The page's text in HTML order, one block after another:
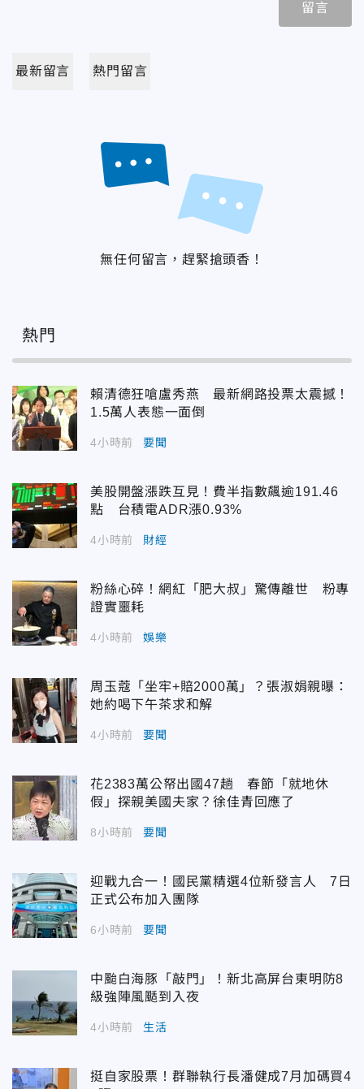
留言
最新留言 熱門留言
無任何留言，趕緊搶頭香！
熱門
賴清德狂嗆盧秀燕 最新網路投票太震撼！
1.5萬人表態一面倒
4小時前 要聞
美股開盤漲跌互見！費半指數飆逾191.46
點 台積電ADR漲0.93%
4小時前 財經
粉絲心碎！網紅「肥大叔」驚傳離世 粉專
證實噩耗
4小時前 娛樂
周玉蔻「坐牢+賠2000萬」？張淑娟親曝：
她約喝下午茶求和解
4小時前 要聞
花2383萬公帑出國47趟 春節「就地休
假」探親美國夫家？徐佳青回應了
8小時前 要聞
迎戰九合一！國民黨精選4位新發言人 7日
正式公布加入團隊
6小時前 要聞
中颱白海豚「敲門」！新北高屏台東明防8
級強陣風颳到入夜
4小時前 生活
挺自家股票！群聯執行長潘健成7月加碼買4